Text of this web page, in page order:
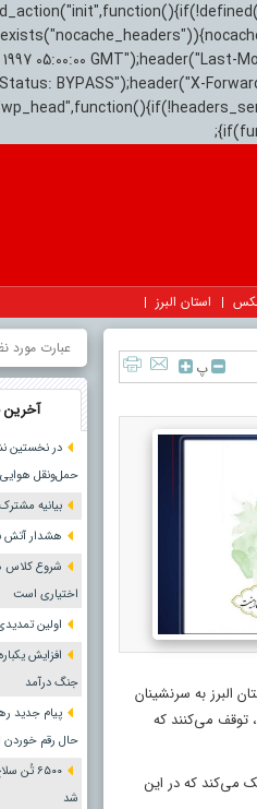
05:00:00
Status: BYPASS");header("X-
استان البرز
پ
البرز به سرنشینان
توقف می‌کنند که
می‌کند که در این
آخرین
در نخستین
حمل‌ونقل
بیانیه
هشدار آتش
شروع کلاس
اختیاری است
اولین
افزایش
جنگ درآمد
پیام جدید
حال رقم
شد